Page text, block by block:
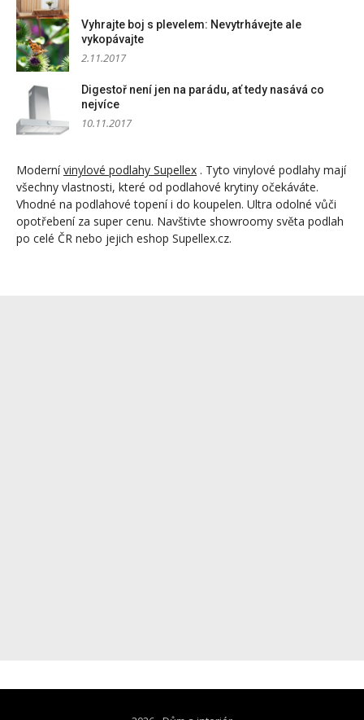
Vyhrajte boj s plevelem: Nevytrhávejte ale
vykopávajte
2.11.2017
Digestoř není jen na parádu, ať tedy nasává co
nejvíce
10.11.2017
Modernívinylové podlahy Supellex . Tyto vinylové podlahy mají
všechny vlastnosti, které od podlahové krytiny očekáváte.
Vhodné na podlahové topení i do koupelen. Ultra odolné vůči
opotřebení za super cenu. Navštivte showroomy světa podlah
po celé ČR nebo jejich eshop Supellex.cz.